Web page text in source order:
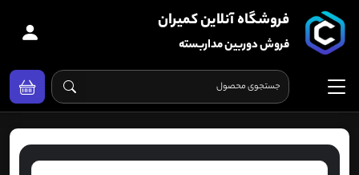
فروشگاه آنلاین کمیران
فروش دوربین مداربسته